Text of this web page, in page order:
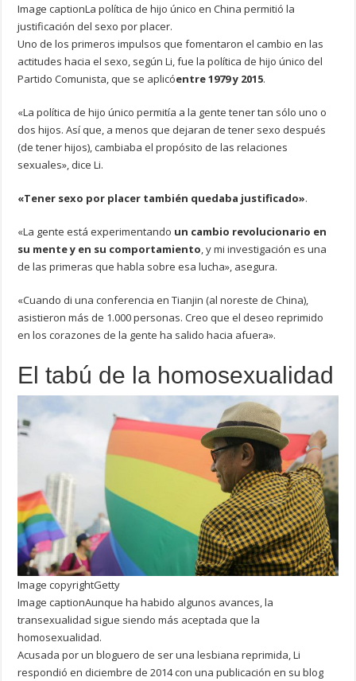
Image captionLa política de hijo único en China permitió la
justificación del sexo por placer.
Uno de los primeros impulsos que fomentaron el cambio en las
actitudes hacia el sexo, según Li, fue la política de hijo único del
Partido Comunista, que se aplicóentre 1979 y 2015.
«La política de hijo único permitía a la gente tener tan sólo uno o
dos hijos. Así que, a menos que dejaran de tener sexo después
(de tener hijos), cambiaba el propósito de las relaciones
sexuales», dice Li.
«Tener sexo por placer también quedaba justificado».
«La gente está experimentando un cambio revolucionario en
su mente y en su comportamiento, y mi investigación es una
de las primeras que habla sobre esa lucha», asegura.
«Cuando di una conferencia en Tianjin (al noreste de China),
asistieron más de 1.000 personas. Creo que el deseo reprimido
en los corazones de la gente ha salido hacia afuera».
El tabú de la homosexualidad
Image copyrightGetty
Image captionAunque ha habido algunos avances, la
transexualidad sigue siendo más aceptada que la
homosexualidad.
Acusada por un bloguero de ser una lesbiana reprimida, Li
respondió en diciembre de 2014 con una publicación en su blog